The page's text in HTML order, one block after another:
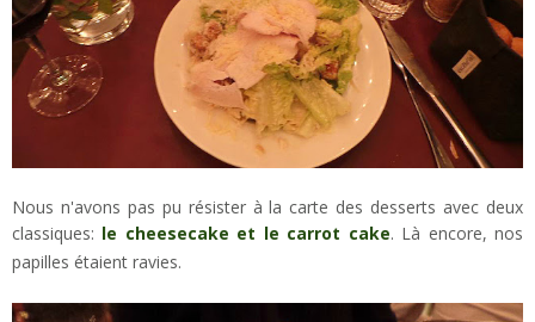
Nous n'avons pas pu résister à la carte des desserts avec deux
classiques: le cheesecake et le carrot cake. Là encore, nos
papilles étaient ravies.